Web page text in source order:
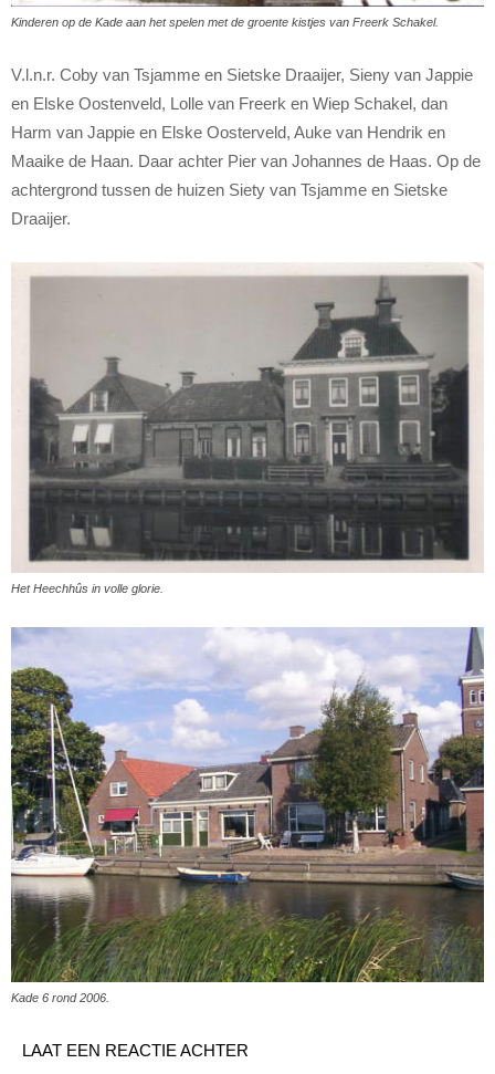
Kinderen op de Kade aan het spelen met de groente kistjes van Freerk Schakel.
V.l.n.r. Coby van Tsjamme en Sietske Draaijer, Sieny van Jappie
en Elske Oostenveld, Lolle van Freerk en Wiep Schakel, dan
Harm van Jappie en Elske Oosterveld, Auke van Hendrik en
Maaike de Haan. Daar achter Pier van Johannes de Haas. Op de
achtergrond tussen de huizen Siety van Tsjamme en Sietske
Draaijer.
Het Heechhûs in volle glorie.
Kade 6 rond 2006.
LAAT EEN REACTIE ACHTER